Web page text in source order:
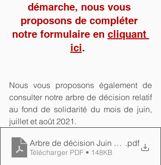
démarche, nous vous
proposons de compléter
notre formulaire en cliquant
ici.
Nous vous proposons également de
consulter notre arbre de décision relatif
au fond de solidarité du mois de juin,
juillet et août 2021.
Arbre de décision Juin Juillet Aout
.pdf
Télécharger PDF • 148KB